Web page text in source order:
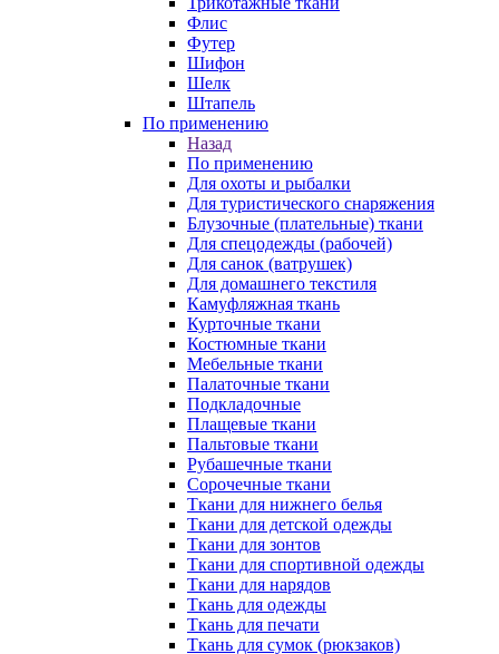
Флис
Футер
Шифон
Шелк
Штапель
По применению
Назад
По применению
Для охоты и рыбалки
Для туристического снаряжения
Блузочные (плательные) ткани
Для спецодежды (рабочей)
Для санок (ватрушек)
Для домашнего текстиля
Камуфляжная ткань
Курточные ткани
Костюмные ткани
Мебельные ткани
Палаточные ткани
Подкладочные
Плащевые ткани
Пальтовые ткани
Рубашечные ткани
Сорочечные ткани
Ткани для нижнего белья
Ткани для детской одежды
Ткани для зонтов
Ткани для спортивной одежды
Ткани для нарядов
Ткань для одежды
Ткань для печати
Ткань для сумок (рюкзаков)